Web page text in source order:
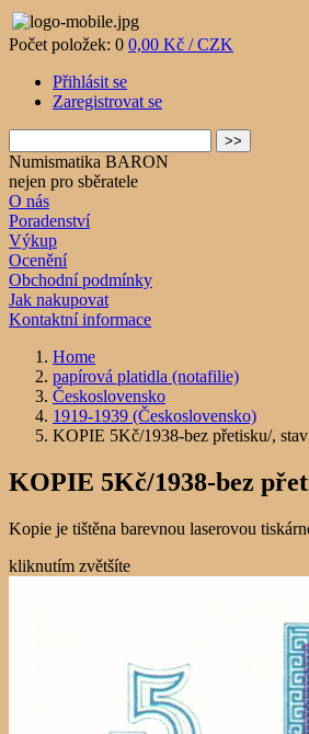
Počet položek: 0 0,00 Kč / CZK
Přihlásit se
Zaregistrovat se
Numismatika BARON
nejen pro sběratele
O nás
Poradenství
Výkup
Ocenění
Obchodní podmínky
Jak nakupovat
Kontaktní informace
Home
papírová platidla (notafilie)
Československo
1919-1939 (Československo)
KOPIE 5Kč/1938-bez přetisku/,
KOPIE 5Kč/1938-bez
Kopie je tištěna barevnou laserovou
kliknutím zvětšíte